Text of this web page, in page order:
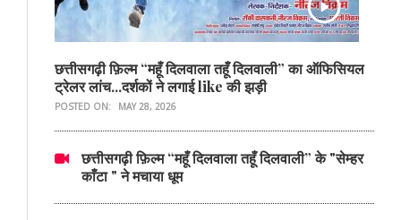
छत्तीसगढ़ी फ़िल्म “महूँ दिलवाला तहूँ दिलवाली” का ऑफिसियल
ट्रेलर लांच...दर्शकों ने लगाई like की झड़ी
POSTED ON: MAY 28, 2026
छत्तीसगढ़ी फ़िल्म “महूँ दिलवाला तहूँ दिलवाली” के "सेम्हर
काँटा " ने मचाया धूम